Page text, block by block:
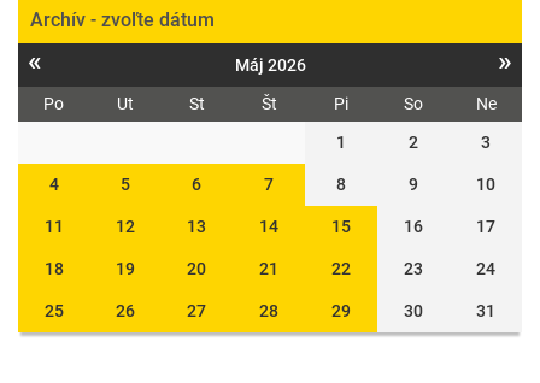
Archív - zvoľte dátum
« Máj 2026 »
Po Ut St Št Pi So
Ne
1
2 3
4 5 6 7 8 9 10
11 12 13 14 15 16 17
18 19 20 21 22 23 24
25 26 27 28 29 30 31